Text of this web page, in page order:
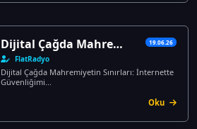
Dijital Çağda Mahremiyetin Sınırları: İnternette Güvenliğimiz Tehlikede mi? 19.06.26
FlatRadyo
Dijital Çağda Mahremiyetin Sınırları: İnternette
Güvenliğimi...
Oku